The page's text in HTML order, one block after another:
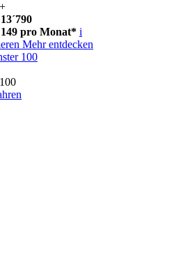
pro Monat* i
Mehr entdecken
100